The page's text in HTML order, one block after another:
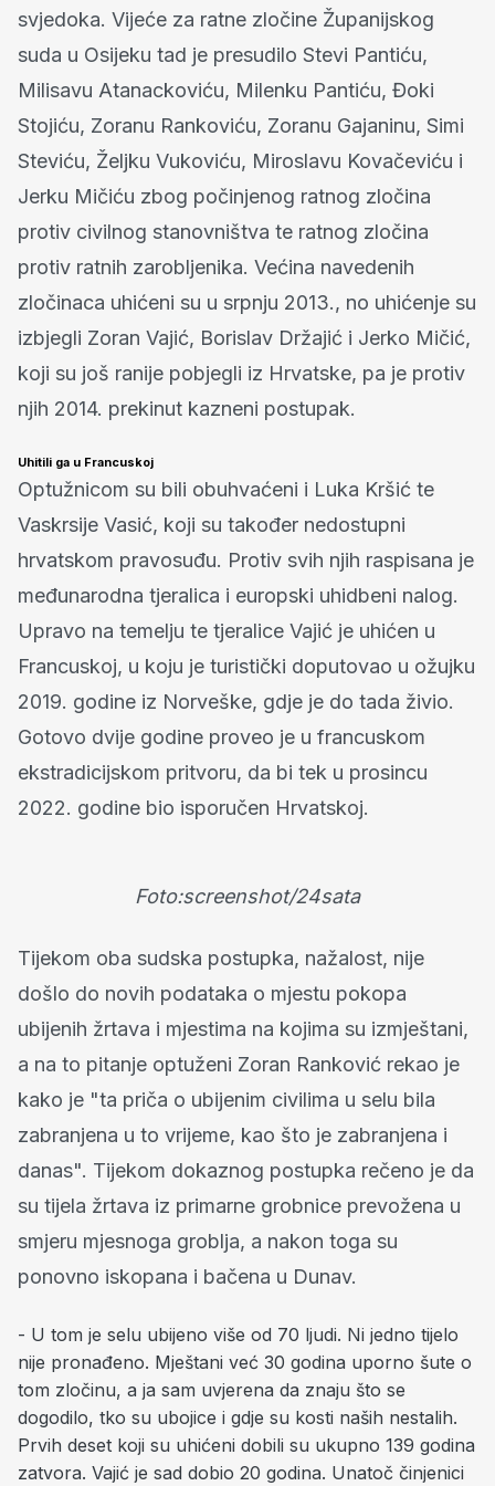
svjedoka. Vijeće za ratne zločine Županijskog
suda u Osijeku tad je presudilo Stevi Pantiću,
Milisavu Atanackoviću, Milenku Pantiću, Đoki
Stojiću, Zoranu Rankoviću, Zoranu Gajaninu, Simi
Steviću, Željku Vukoviću, Miroslavu Kovačeviću i
Jerku Mičiću zbog počinjenog ratnog zločina
protiv civilnog stanovništva te ratnog zločina
protiv ratnih zarobljenika. Većina navedenih
zločinaca uhićeni su u srpnju 2013., no uhićenje su
izbjegli Zoran Vajić, Borislav Držajić i Jerko Mičić,
koji su još ranije pobjegli iz Hrvatske, pa je protiv
njih 2014. prekinut kazneni postupak.
Uhitili ga u Francuskoj
Optužnicom su bili obuhvaćeni i Luka Kršić te
Vaskrsije Vasić, koji su također nedostupni
hrvatskom pravosuđu. Protiv svih njih raspisana je
međunarodna tjeralica i europski uhidbeni nalog.
Upravo na temelju te tjeralice Vajić je uhićen u
Francuskoj, u koju je turistički doputovao u ožujku
2019. godine iz Norveške, gdje je do tada živio.
Gotovo dvije godine proveo je u francuskom
ekstradicijskom pritvoru, da bi tek u prosincu
2022. godine bio isporučen Hrvatskoj.
Foto:screenshot/24sata
Tijekom oba sudska postupka, nažalost, nije
došlo do novih podataka o mjestu pokopa
ubijenih žrtava i mjestima na kojima su izmještani,
a na to pitanje optuženi Zoran Ranković rekao je
kako je "ta priča o ubijenim civilima u selu bila
zabranjena u to vrijeme, kao što je zabranjena i
danas". Tijekom dokaznog postupka rečeno je da
su tijela žrtava iz primarne grobnice prevožena u
smjeru mjesnoga groblja, a nakon toga su
ponovno iskopana i bačena u Dunav.
- U tom je selu ubijeno više od 70 ljudi. Ni jedno tijelo
nije pronađeno. Mještani već 30 godina uporno šute o
tom zločinu, a ja sam uvjerena da znaju što se
dogodilo, tko su ubojice i gdje su kosti naših nestalih.
Prvih deset koji su uhićeni dobili su ukupno 139 godina
zatvora. Vajić je sad dobio 20 godina. Unatoč činjenici